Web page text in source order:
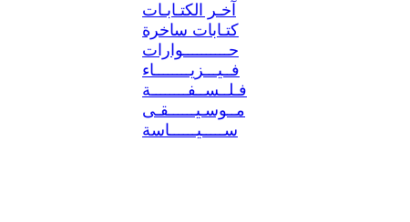
آخـر الكتـابـات
كتـابات ساخرة
حــــــــــوارات
فــيـــزيــــــــاء
فـلــســفــــــــة
مــوسـيــــــقـى
ســـــيــــــاسة